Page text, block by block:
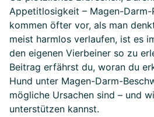
Appetitlosigkeit – Magen-Darm-
kommen öfter vor, als man
meist harmlos verlaufen, ist es
den eigenen Vierbeiner so zu
Beitrag erfährst du, woran du
Hund unter Magen-Darm-
mögliche Ursachen sind – und
unterstützen kannst.